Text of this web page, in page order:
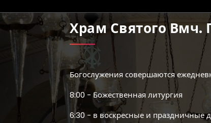
Храм Святого Вмч.
Богослужения совершаются
8:00 - Божественная литургия
6:30 - в воскресные и праздничные